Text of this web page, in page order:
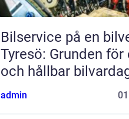
Bilservice på en
Tyresö: Grunden för
och hållbar
admin